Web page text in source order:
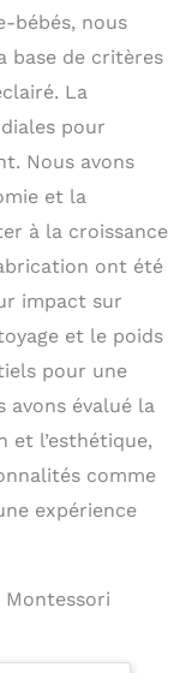
bébés, nous
base de critères
La
pour
Nous avons
et la
à la croissance
ont été
impact sur
et le poids
pour une
avons évalué la
et l’esthétique,
comme
expérience